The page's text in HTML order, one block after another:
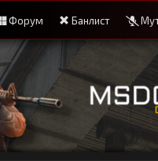
Форум Банлист